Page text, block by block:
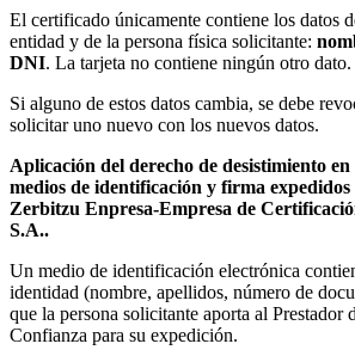
El certificado únicamente contiene los datos
entidad y de la persona física solicitante:
DNI. La tarjeta no contiene ningún otro dato.
Si alguno de estos datos cambia, se debe
solicitar uno nuevo con los nuevos datos.
Aplicación del derecho de desistimiento
medios de identificación y firma
Zerbitzu Enpresa-Empresa de
S.A..
Un medio de identificación electrónica
identidad (nombre, apellidos, número de
que la persona solicitante aporta al Prestador
Confianza para su expedición.